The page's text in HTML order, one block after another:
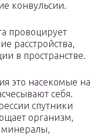
конвульсии.
провоцирует
расстройства,
в пространстве.
это насекомые на
себя.
спутники
организм,
минералы,